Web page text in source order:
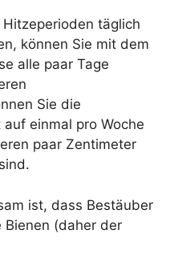
täglich
können Sie mit dem
alle paar Tage
Sie die
einmal pro Woche
paar Zentimeter
ist, dass Bestäuber
Bienen (daher der